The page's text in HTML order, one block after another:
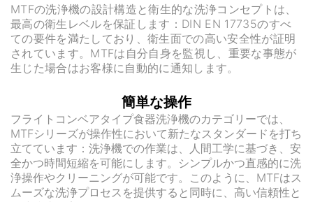
MTFの洗浄機の設計構造と衛生的な洗浄コンセプトは、
最高の衛生レベルを保証します：DIN EN 17735のすべ
ての要件を満たしており、衛生面での高い安全性が証明
されています。MTFは自分自身を監視し、重要な事態が
生じた場合はお客様に自動的に通知します。
簡単な操作
フライトコンベアタイプ食器洗浄機のカテゴリーでは、
MTFシリーズが操作性において新たなスタンダードを打ち
立てています：洗浄機での作業は、人間工学に基づき、安
全かつ時間短縮を可能にします。シンプルかつ直感的に洗
浄操作やクリーニングが可能です。このように、MTFはス
ムーズな洗浄プロセスを提供すると同時に、高い信頼性と